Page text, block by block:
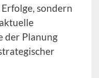
sondern
der Planung